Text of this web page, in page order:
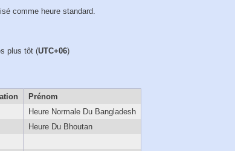
comme heure standard.
plus tôt (UTC+06)
Prénom
Heure Normale Du Bangladesh
Heure Du Bhoutan